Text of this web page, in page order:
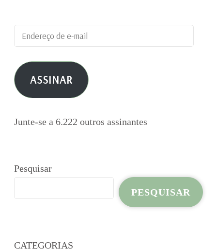
Endereço
de
e-
mail ASSINAR
Junte-se a 6.222 outros assinantes
Pesquisar
PESQUISAR
CATEGORIAS